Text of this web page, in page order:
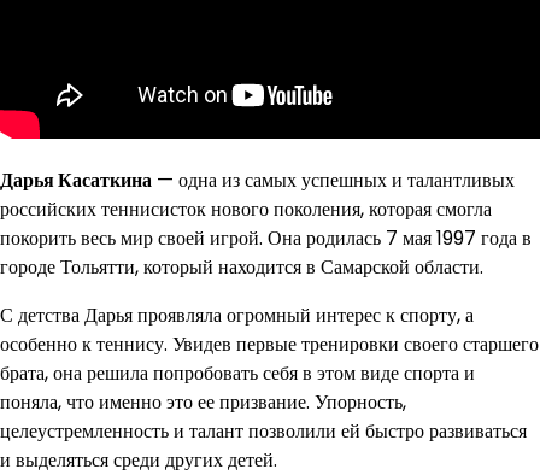
Дарья Касаткина — одна из самых успешных и талантливых
российских теннисисток нового поколения, которая смогла
покорить весь мир своей игрой. Она родилась 7 мая 1997 года в
городе Тольятти, который находится в Самарской области.
С детства Дарья проявляла огромный интерес к спорту, а
особенно к теннису. Увидев первые тренировки своего старшего
брата, она решила попробовать себя в этом виде спорта и
поняла, что именно это ее призвание. Упорность,
целеустремленность и талант позволили ей быстро развиваться
и выделяться среди других детей.